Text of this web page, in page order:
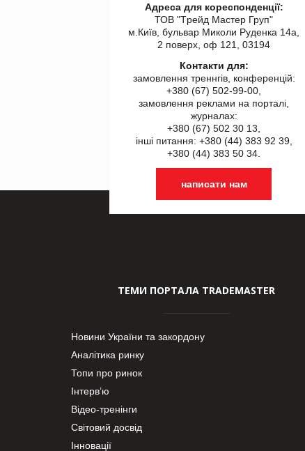
Адреса для кореспонденції:
ТОВ "Tрейд Мастер Груп"
м.Київ, бульвар Миколи Руденка 14а,
2 поверх, оф 121, 03194
Контакти для:
замовлення треннгів, конференцій:
+380 (67) 502-99-00,
замовлення реклами на порталі,
журналах:
+380 (67) 502 30 13,
інші питання: +380 (44) 383 92 39,
+380 (44) 383 50 34.
написати нам
ТЕМИ ПОРТАЛА TRADEMASTER
Новини України та закордону
Аналітика ринку
Топи про ринок
Інтерв’ю
Відео-тренінги
Світовий досвід
Інновації